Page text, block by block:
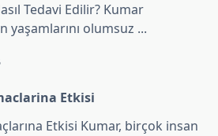
Tedavi Edilir? Kumar
yaşamlarını olumsuz ...
Etkisi
Etkisi Kumar, birçok insan